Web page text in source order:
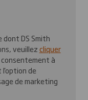
dont DS Smith
veuillezcliquer
à
l'option de
de marketing